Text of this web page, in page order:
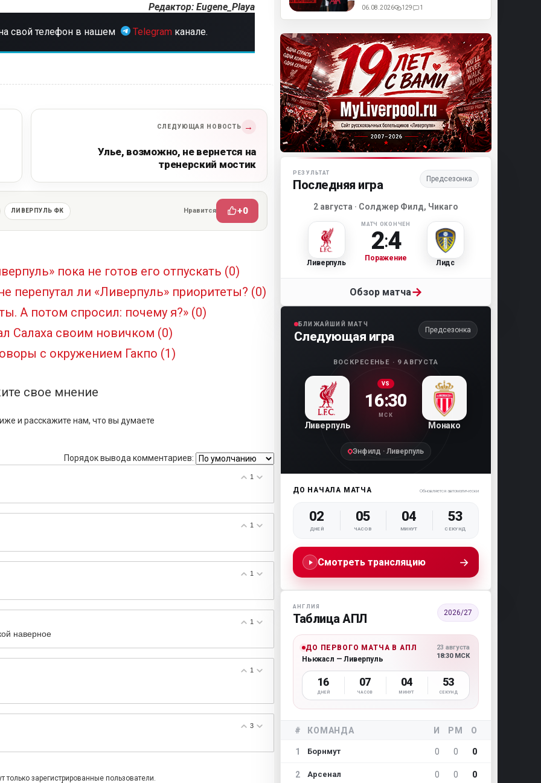
Редактор: Eugene_Playa
свой телефон в нашем Telegramканале.
СЛЕДУЮЩАЯ НОВОСТЬ →
Улье, возможно, не вернется на
тренерский мостик
ЛИВЕРПУЛЬ ФК Нравится +0
пока не готов его отпускать (0)
перепутал ли «Ливерпуль» приоритеты? (0)
А потом спросил: почему я?» (0)
Салаха своим новичком (0)
с окружением Гакпо (1)
свое мнение
и расскажите нам, что вы думаете
Порядок вывода комментариев:
1
1
1
1
наверное
1
3
только зарегистрированные пользователи.
06.08.2026 129 1
Матч-центр «Ливерпуля»
РЕЗУЛЬТАТ
Последняя игра Предсезонка
2 августа · Солджер Филд, Чикаго
Ливерпуль
МАТЧ ОКОНЧЕН
2:4
Поражение
Лидс
Обзор матча→
БЛИЖАЙШИЙ МАТЧ
Следующая игра Предсезонка
ВОСКРЕСЕНЬЕ · 9 АВГУСТА
Ливерпуль
VS
16:30
МСК
Монако
Энфилд · Ливерпуль
ДО НАЧАЛА МАТЧА Обновляется автоматически
02
ДНЕЙ
05
ЧАСОВ
04
МИНУТ
52
СЕКУНД
Смотреть трансляцию →
АНГЛИЯ
Таблица АПЛ 2026/27
ДО ПЕРВОГО МАТЧА В АПЛ
Ньюкасл — Ливерпуль
23 августа
18:30 МСК
16
ДНЕЙ
07
ЧАСОВ
04
МИНУТ
52
СЕКУНД
# КОМАНДА И РМ О
1 Борнмут 0 0 0
2 Арсенал 0 0 0